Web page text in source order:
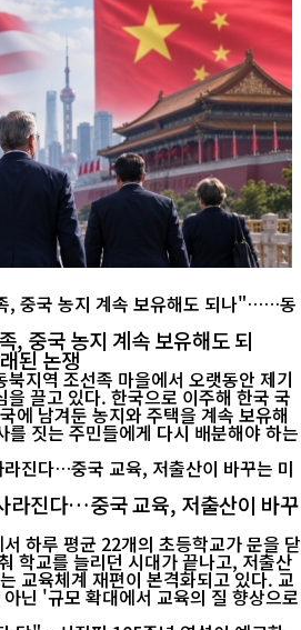
, 중국 농지 계속 보유해도 되
된 논쟁
지역 조선족 마을에서 오랫동안 제기
끌고 있다. 한국으로 이주해 한국 국
에 남겨둔 농지와 주택을 계속 보유해
를 짓는 주민들에게 다시 배분해야 하는
라진다…중국 교육, 저출산이 바꾸
하루 평균 22개의 초등학교가 문을 닫
학교를 늘리던 시대가 끝나고, 저출산
교육체계 재편이 본격화되고 있다. 교
닌 '규모 확대에서 교육의 질 향상으로